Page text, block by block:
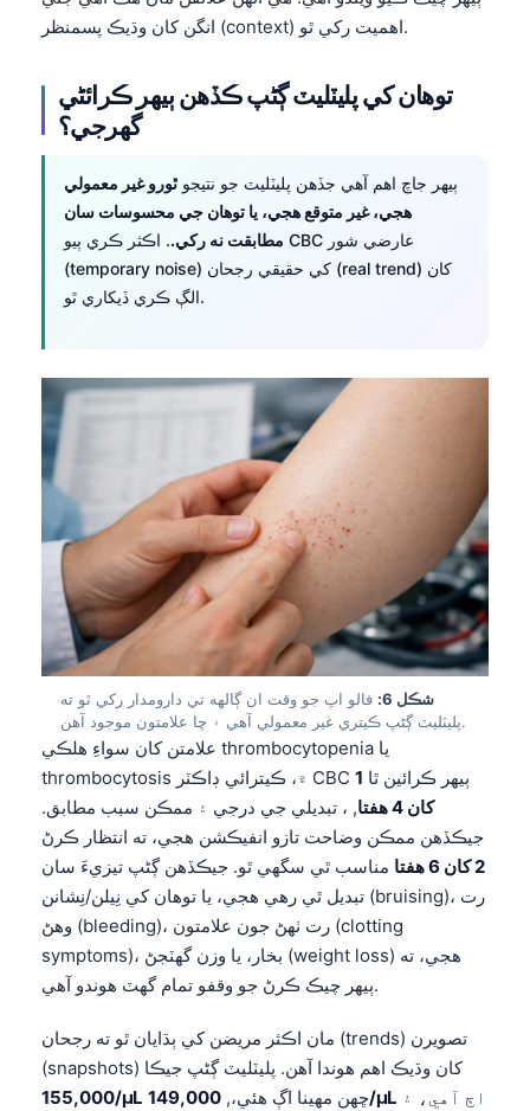
انگن کان وڌيڪ پسمنظر (context) اهميت رکي ٿو.
توهان کي پليٽليٽ ڳڻپ ڪڏهن ٻيهر ڪرائڻي
گهرجي؟
ٻيهر جاچ اهم آهي جڏهن پليٽليٽ جو نتيجو ٿورو غير معمولي
هجي، غير متوقع هجي، يا توهان جي محسوسات سان
مطابقت نه رکي.. اڪثر ڪري ٻيو CBC عارضي شور
(temporary noise) کي حقيقي رجحان (real trend) کان
الڳ ڪري ڏيکاري ٿو.
شڪل 6:
فالو اپ جو وقت ان ڳالهه تي دارومدار رکي ٿو ته
پليٽليٽ ڳڻپ ڪيتري غير معمولي آهي ۽ ڇا علامتون موجود آهن.
علامتن کان سواءِ هلڪي thrombocytopenia يا
thrombocytosis ۾، ڪيترائي ڊاڪٽر CBC ٻيهر ڪرائين ٿا 1
کان 4 هفتا
, ، تبديلي جي درجي ۽ ممڪن سبب مطابق.
جيڪڏهن ممڪن وضاحت تازو انفيڪشن هجي، ته انتظار ڪرڻ
2 کان 6 هفتا
مناسب ٿي سگهي ٿو. جيڪڏهن ڳڻپ تيزيءَ سان
تبديل ٿي رهي هجي، يا توهان کي نِيلن/نِشانن (bruising)، رت
وهڻ (bleeding)، رت ٺهڻ جون علامتون (clotting
symptoms)، بخار، يا وزن گهٽجڻ (weight loss) هجي، ته
ٻيهر چيڪ ڪرڻ جو وقفو تمام گهٽ هوندو آهي.
مان اڪثر مريضن کي ٻڌايان ٿو ته رجحان (trends) تصويرن
(snapshots) کان وڌيڪ اهم هوندا آهن. پليٽليٽ ڳڻپ جيڪا
155,000/µL
ڇهن مهينا اڳ هئي،,149,000/µL اڄ آهي، ۽
Magyar
Shqip
اردو
मराठी
తెలుగు
தமிழ்
ગુજરાતી
ಕನ್ನಡ
മലയാളം
Bahasa Melayu
Tiếng Việt
Tagalog
ไทย
ဗမာစာ
ភាសាខ្មែរ
Українська
Català
Қазақ тілі
Suomi
Hrvatski
كوردی‎
پښتو
සිංහල